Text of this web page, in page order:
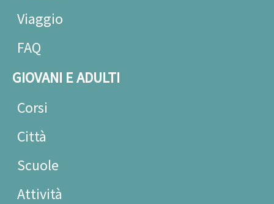
Viaggio
FAQ
GIOVANI E ADULTI
Corsi
Città
Scuole
Attività